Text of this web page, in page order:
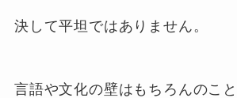
決して平坦ではありません。
言語や文化の壁はもちろんのこ